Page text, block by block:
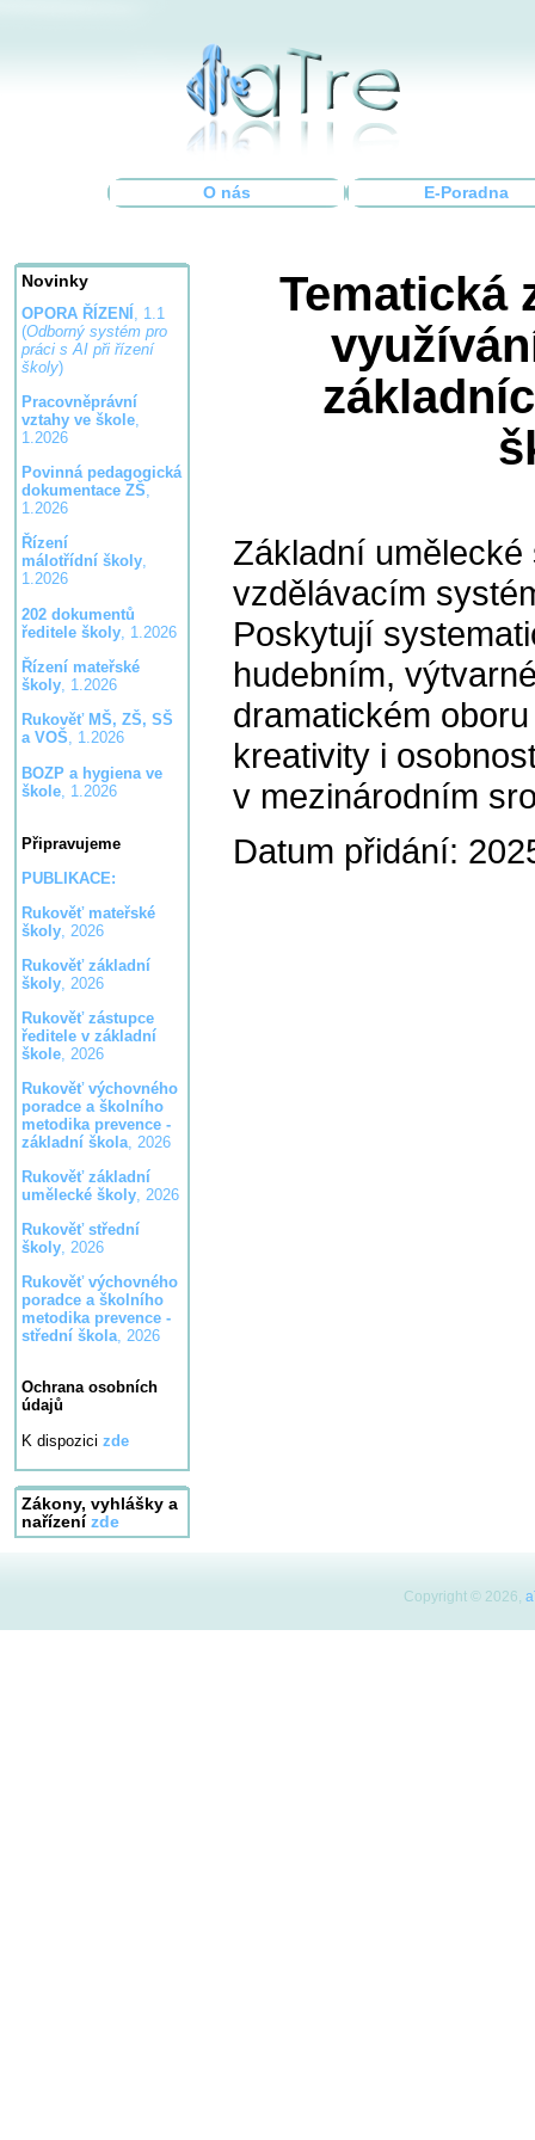
O nás E-Poradna
Novinky
OPORA ŘÍZENÍ , 1.1
(Odborný systém pro
práci s AI při řízení
školy)
Pracovněprávní
vztahy ve škole,
1.2026
Povinná pedagogická
dokumentace ZŠ,
1.2026
Řízení
málotřídní školy,
1.2026
202 dokumentů
ředitele školy, 1.2026
Řízení mateřské
školy, 1.2026
Rukověť MŠ, ZŠ, SŠ
a VOŠ, 1.2026
BOZP a hygiena ve
škole, 1.2026
Připravujeme
PUBLIKACE:
Rukověť mateřské
školy, 2026
Rukověť základní
školy, 2026
Rukověť zástupce
ředitele v základní
škole, 2026
Rukověť výchovného
poradce a školního
metodika prevence -
základní škola, 2026
Rukověť základní
umělecké školy, 2026
Rukověť střední
školy, 2026
Rukověť výchovného
poradce a školního
metodika prevence -
střední škola, 2026
Ochrana osobních
údajů
K dispozici zde
Zákony, vyhlášky a
nařízení zde
Tematická
Základní
vzdělávacím
Poskytují
hudebním,
dramatickém
kreativity i
v mezinárodním
Datum přidání:
Copyright © 2026,